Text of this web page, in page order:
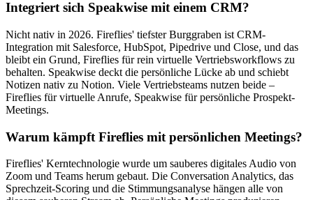
Integriert sich Speakwise mit einem CRM?
Nicht nativ in 2026. Fireflies' tiefster Burggraben ist CRM-
Integration mit Salesforce, HubSpot, Pipedrive und Close, und das
bleibt ein Grund, Fireflies für rein virtuelle Vertriebsworkflows zu
behalten. Speakwise deckt die persönliche Lücke ab und schiebt
Notizen nativ zu Notion. Viele Vertriebsteams nutzen beide –
Fireflies für virtuelle Anrufe, Speakwise für persönliche Prospekt-
Meetings.
Warum kämpft Fireflies mit persönlichen Meetings?
Fireflies' Kerntechnologie wurde um sauberes digitales Audio von
Zoom und Teams herum gebaut. Die Conversation Analytics, das
Sprechzeit-Scoring und die Stimmungsanalyse hängen alle von